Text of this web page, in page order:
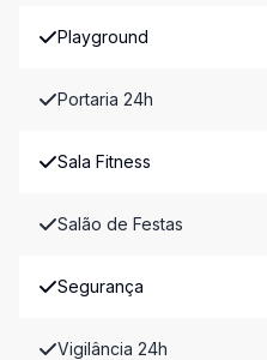
Playground
Portaria 24h
Sala Fitness
Salão de Festas
Segurança
Vigilância 24h